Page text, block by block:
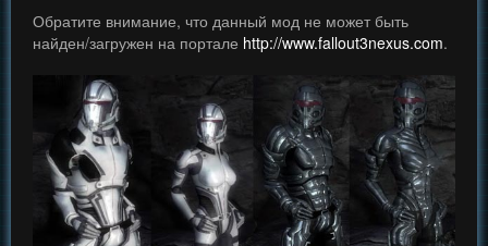
Обратите внимание, что данный мод не может быть
найден/загружен на портале http://www.fallout3nexus.com.